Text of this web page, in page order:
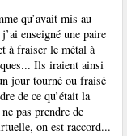
qu’avait mis au
enseigné une paire
à fraiser le métal à
Ils iraient ainsi
jour tourné ou fraisé
de ce qu’était la
pas prendre de
on est raccord...